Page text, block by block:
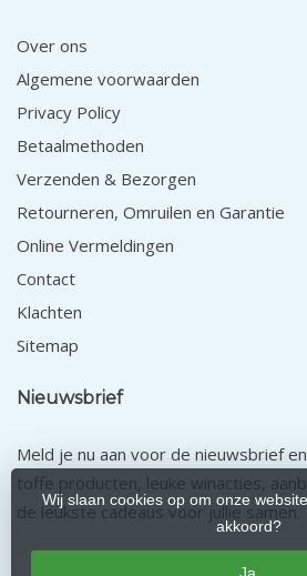
Wij slaan cookies op om onze
akkoord?
Over ons
Algemene voorwaarden
Privacy Policy
Betaalmethoden
Verzenden & Bezorgen
Retourneren, Omruilen en Garantie
Online Vermeldingen
Contact
Klachten
Sitemap
Nieuwsbrief
Meld je nu aan voor de nieuwsbrief
toffe producten, leuke winacties,
de leukste cadeaus voor jullie samen.